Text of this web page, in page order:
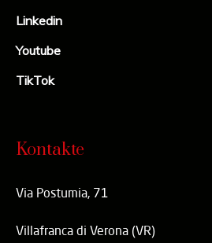
Linkedin
Youtube
TikTok
Kontakte
Via Postumia, 71
Villafranca di Verona (VR)